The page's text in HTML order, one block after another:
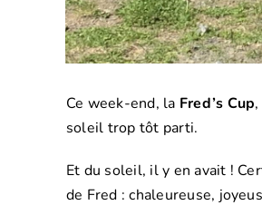
Ce week-end, la Fred’s Cup
soleil trop tôt parti.
Et du soleil, il y en avait !
de Fred : chaleureuse,